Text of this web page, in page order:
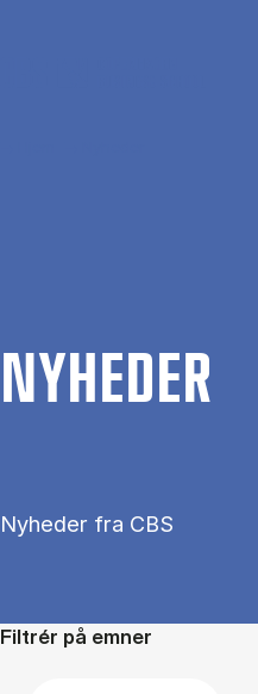
NYHE­DER
Nyheder fra CBS
Filtrér på emner